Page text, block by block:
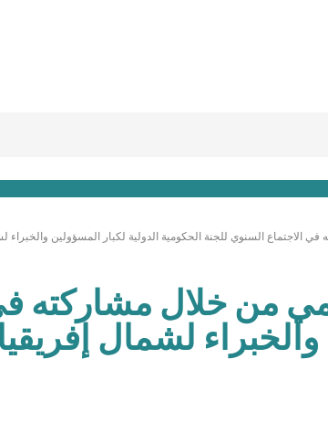
الاجتماع السنوي للجنة الحكومية الدولية لكبار المسؤولين
من خلال مشاركته
والخبراء لشمال